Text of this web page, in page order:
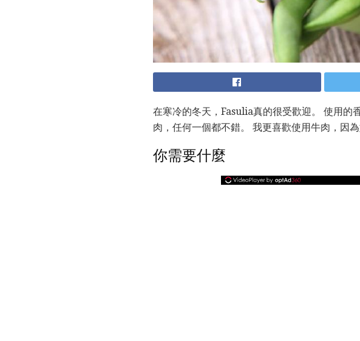
在寒冷的冬天，Fasulia真的很受歡迎。 使用的
肉，任何一個都不錯。 我更喜歡使用牛肉，因
你需要什麼